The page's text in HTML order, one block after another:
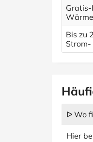
Bis zu
ᐅ Wo
Hier